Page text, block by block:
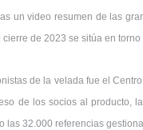
un video resumen de las
de 2023 se sitúa en torno
de la velada fue el
de los socios al producto,
las 32.000 referencias